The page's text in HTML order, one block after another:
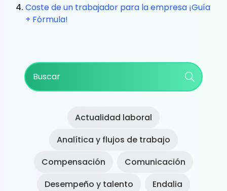
Coste de un trabajador para la empresa ¡Guía
+ Fórmula!
Primary
Sidebar
Actualidad laboral
Analítica y flujos de trabajo
Compensación
Comunicación
Desempeño y talento
Endalia